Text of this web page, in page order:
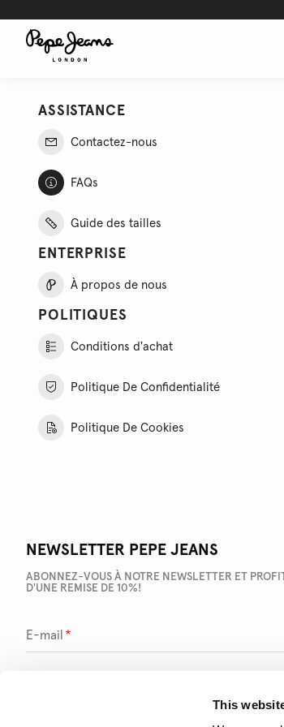
This
ASSISTANCE
Contactez-nous
FAQs
Guide des tailles
ENTERPRISE
À propos de nous
POLITIQUES
Conditions d'achat
Politique De Confidentialité
Politique De Cookies
NEWSLETTER PEPE JEANS
ABONNEZ-VOUS À NOTRE NEWSLETTER ET
D'UNE REMISE DE 10%!
E-mail *